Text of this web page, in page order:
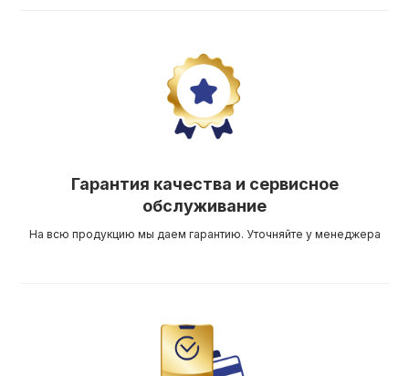
Гарантия качества и сервисное
обслуживание
На всю продукцию мы даем гарантию. Уточняйте у менеджера